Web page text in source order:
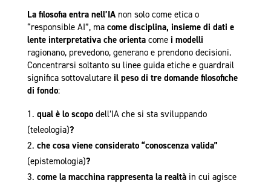
La filosofia entra nell’IAnon solo come etica o
“responsible AI”, ma come disciplina, insieme di dati e
lente interpretativa che orientacome i modelli
ragionano, prevedono, generano e prendono decisioni.
Concentrarsi soltanto su linee guida etiche e guardrail
significa sottovalutareil peso di tre domande filosofiche
di fondo:
qual è lo scopo dell’IA che si sta sviluppando
(teleologia)?
che cosa viene considerato “conoscenza valida”
(epistemologia)?
come la macchina rappresenta la realtà in cui agisce